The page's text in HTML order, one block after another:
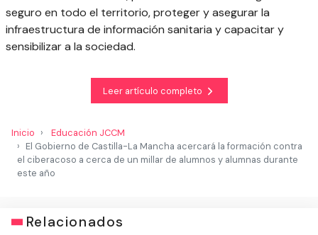
seguro en todo el territorio, proteger y asegurar la
infraestructura de información sanitaria y capacitar y
sensibilizar a la sociedad.
Leer artículo completo
Inicio
Educación JCCM
El Gobierno de Castilla-La Mancha acercará la formación contra
el ciberacoso a cerca de un millar de alumnos y alumnas durante
este año
Relacionados